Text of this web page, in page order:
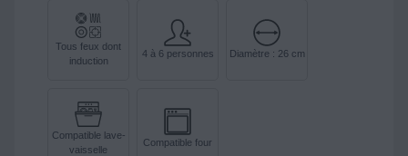
Tous feux dont
induction
4 à 6 personnes Diamètre : 26 cm
Compatible lave-
vaisselle
Compatible four